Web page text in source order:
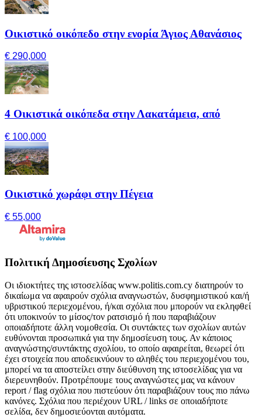
Οικιστικό οικόπεδο στην ενορία Άγιος Αθανάσιος
€ 290,000
4 Οικιστικά οικόπεδα στην Λακατάμεια, από
€ 100,000
Οικιστικό χωράφι στην Πέγεια
€ 55,000
Πολιτική Δημοσίευσης Σχολίων
Οι ιδιοκτήτες της ιστοσελίδας www.politis.com.cy διατηρούν το
δικαίωμα να αφαιρούν σχόλια αναγνωστών, δυσφημιστικού και/ή
υβριστικού περιεχομένου, ή/και σχόλια που μπορούν να εκληφθεί
ότι υποκινούν το μίσος/τον ρατσισμό ή που παραβιάζουν
οποιαδήποτε άλλη νομοθεσία. Οι συντάκτες των σχολίων αυτών
ευθύνονται προσωπικά για την δημοσίευση τους. Αν κάποιος
αναγνώστης/συντάκτης σχολίου, το οποίο αφαιρείται, θεωρεί ότι
έχει στοιχεία που αποδεικνύουν το αληθές του περιεχομένου του,
μπορεί να τα αποστείλει στην διεύθυνση της ιστοσελίδας για να
διερευνηθούν. Προτρέπουμε τους αναγνώστες μας να κάνουν
report / flag σχόλια που πιστεύουν ότι παραβιάζουν τους πιο πάνω
κανόνες. Σχόλια που περιέχουν URL / links σε οποιαδήποτε
σελίδα, δεν δημοσιεύονται αυτόματα.